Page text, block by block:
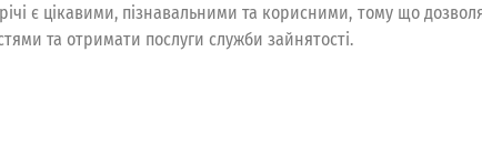
є цікавими, пізнавальними та корисними, тому що
та отримати послуги служби зайнятості.